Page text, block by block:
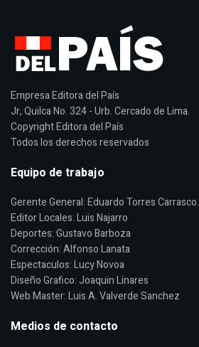
Empresa Editora del País
Jr, Quilca No. 324 - Urb. Cercado de Lima.
Copyright Editora del País
Todos los derechos reservados
Equipo de trabajo
Gerente General: Eduardo Torres Carrasco.
Editor Locales: Luis Najarro
Deportes: Gustavo Barboza
Corrección: Alfonso Lanata
Espectaculos: Lucy Novoa
Diseño Grafico: Joaquin Linares
Web Master: Luis A. Valverde Sanchez
Medios de contacto